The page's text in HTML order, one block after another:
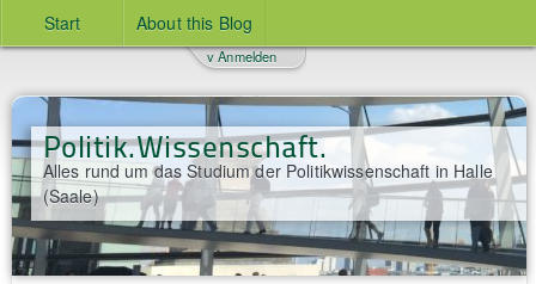
Start About this Blog
Politik.Wissenschaft.
Alles rund um das Studium der Politikwissenschaft in Halle
(Saale)
v Anmelden